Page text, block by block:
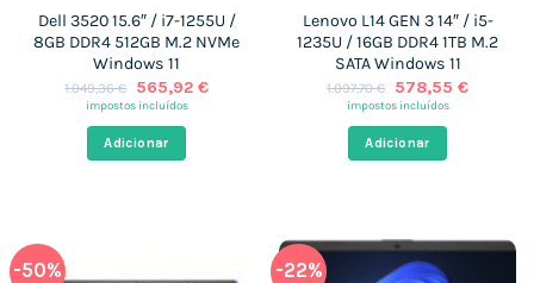
Dell 3520 15.6″ / i7-1255U /
8GB DDR4 512GB M.2 NVMe
Windows 11
1.049,36€
O
preço
era:
1.049,36 €.
565,92 €O
impostos incluídos
Adicionar
Lenovo L14 GEN 3 14″ / i5-
1235U / 16GB DDR4 1TB M.2
SATA Windows 11
1.097,70€
O
preço
era:
1.097,70 €.
578,55 €O
impostos incluídos
Adicionar
-50% -22%